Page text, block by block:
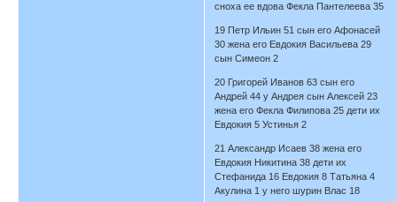
сноха ее вдова Фекла Пантелеева 35
19 Петр Ильин 51 сын его Афонасей
30 жена его Евдокия Васильева 29
сын Симеон 2
20 Григорей Иванов 63 сын его
Андрей 44 у Андрея сын Алексей 23
жена его Фекла Филипова 25 дети их
Евдокия 5 Устинья 2
21 Александр Исаев 38 жена его
Евдокия Никитина 38 дети их
Стефанида 16 Евдокия 8 Татьяна 4
Акулина 1 у него шурин Влас 18